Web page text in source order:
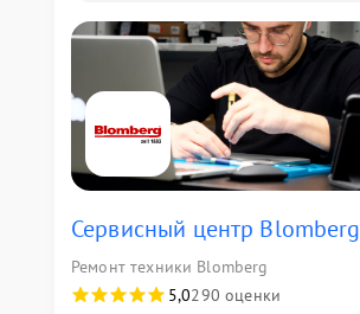
Сервисный центр Blomberg
Ремонт техники Blomberg
5,0290 оценки